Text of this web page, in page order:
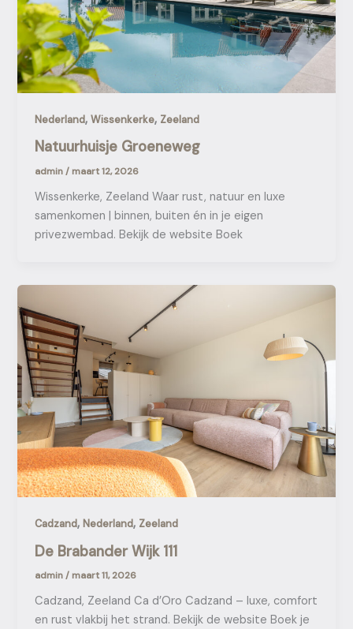
Nederland,Wissenkerke, Zeeland
Natuurhuisje Groeneweg
admin/ maart 12, 2026
Wissenkerke, Zeeland Waar rust, natuur en luxe
samenkomen | binnen, buiten én in je eigen
privezwembad. Bekijk de website Boek
Cadzand,Nederland, Zeeland
De Brabander Wijk 111
admin/ maart 11, 2026
Cadzand, Zeeland Ca d’Oro Cadzand – luxe, comfort
en rust vlakbij het strand. Bekijk de website Boek je